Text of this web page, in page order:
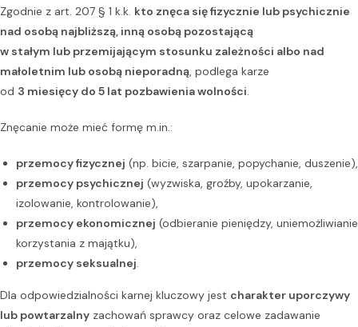
Zgodnie z art. 207 § 1 k.k. kto znęca się fizycznie lub psychicznie
nad osobą najbliższą, inną osobą pozostającą
w stałym lub przemijającym stosunku zależności albo nad
małoletnim lub osobą nieporadną, podlega karze
od 3 miesięcy do 5 lat pozbawienia wolności.
Znęcanie może mieć formę m.in.:
przemocy fizycznej (np. bicie, szarpanie, popychanie, duszenie),
przemocy psychicznej (wyzwiska, groźby, upokarzanie,
izolowanie, kontrolowanie),
przemocy ekonomicznej (odbieranie pieniędzy, uniemożliwianie
korzystania z majątku),
przemocy seksualnej.
Dla odpowiedzialności karnej kluczowy jest charakter uporczywy
lub powtarzalny zachowań sprawcy oraz celowe zadawanie